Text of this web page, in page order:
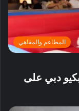
المطاعم والمقاهي
دبي على